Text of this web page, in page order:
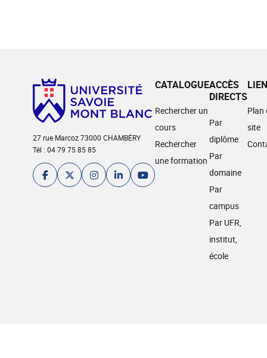
27 rue Marcoz 73000 CHAMBÉRY
Tél : 04 79 75 85 85
CATALOGUE
Rechercher un
cours
Rechercher
une formation
ACCÈS
DIRECTS
Par
diplôme
Par
domaine
Par
campus
Par UFR,
institut,
école
Plan
site